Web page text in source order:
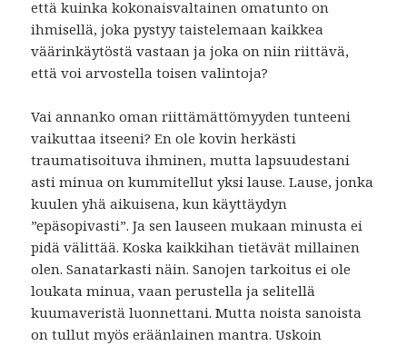
että kuinka kokonaisvaltainen omatunto on
ihmisellä, joka pystyy taistelemaan kaikkea
väärinkäytöstä vastaan ja joka on niin riittävä,
että voi arvostella toisen valintoja?
Vai annanko oman riittämättömyyden tunteeni
vaikuttaa itseeni? En ole kovin herkästi
traumatisoituva ihminen, mutta lapsuudestani
asti minua on kummitellut yksi lause. Lause, jonka
kuulen yhä aikuisena, kun käyttäydyn
”epäsopivasti”. Ja sen lauseen mukaan minusta ei
pidä välittää. Koska kaikkihan tietävät millainen
olen. Sanatarkasti näin. Sanojen tarkoitus ei ole
loukata minua, vaan perustella ja selitellä
kuumaveristä luonnettani. Mutta noista sanoista
on tullut myös eräänlainen mantra. Uskoin